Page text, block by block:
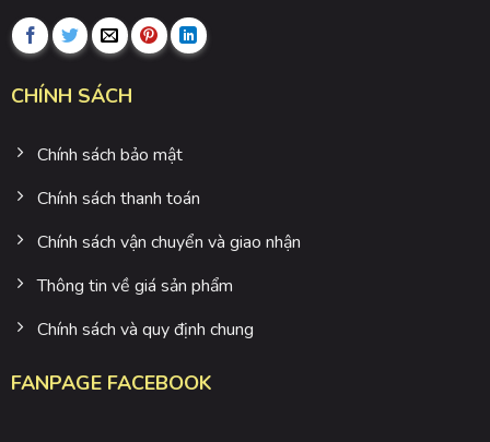
CHÍNH SÁCH
Chính sách bảo mật
Chính sách thanh toán
Chính sách vận chuyển và giao nhận
Thông tin về giá sản phẩm
Chính sách và quy định chung
FANPAGE FACEBOOK